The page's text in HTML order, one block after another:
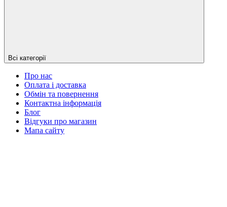
Всі категорії
Про нас
Оплата і доставка
Обмін та повернення
Контактна інформація
Блог
Відгуки про магазин
Мапа сайту